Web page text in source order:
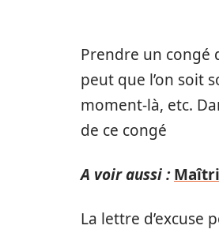
Prendre un congé
peut que l’on soit
moment-là, etc.
de ce congé
A voir aussi :
La lettre d’excuse